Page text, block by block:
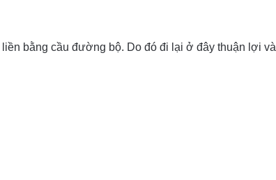
bằng cầu đường bộ. Do đó đi lại ở đây thuận lợi và